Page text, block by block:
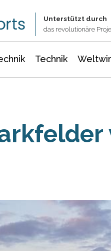
Unterstützt durch
das revolutionäre
Technik